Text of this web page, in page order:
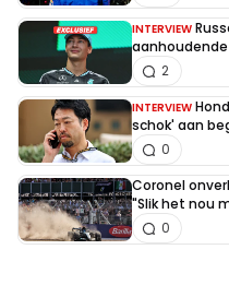
INTERVIEW
2
INTERVIEW
schok' aan
0
Coronel
"Slik het nou
0